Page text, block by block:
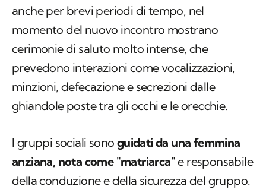
anche per brevi periodi di tempo, nel
momento del nuovo incontro mostrano
cerimonie di saluto molto intense, che
prevedono interazioni come vocalizzazioni,
minzioni, defecazione e secrezioni dalle
ghiandole poste tra gli occhi e le orecchie.
I gruppi sociali sono guidati da una femmina
anziana, nota come "matriarca"e responsabile
della conduzione e della sicurezza del gruppo.